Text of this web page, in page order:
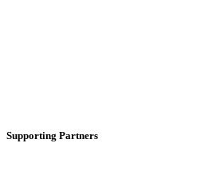
Supporting Partners